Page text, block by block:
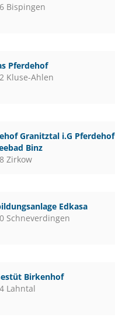
Bispingen
Pferdehof
Kluse-Ahlen
Granitztal i.G Pferdehof
Binz
Zirkow
Edkasa
Schneverdingen
Birkenhof
Lahntal